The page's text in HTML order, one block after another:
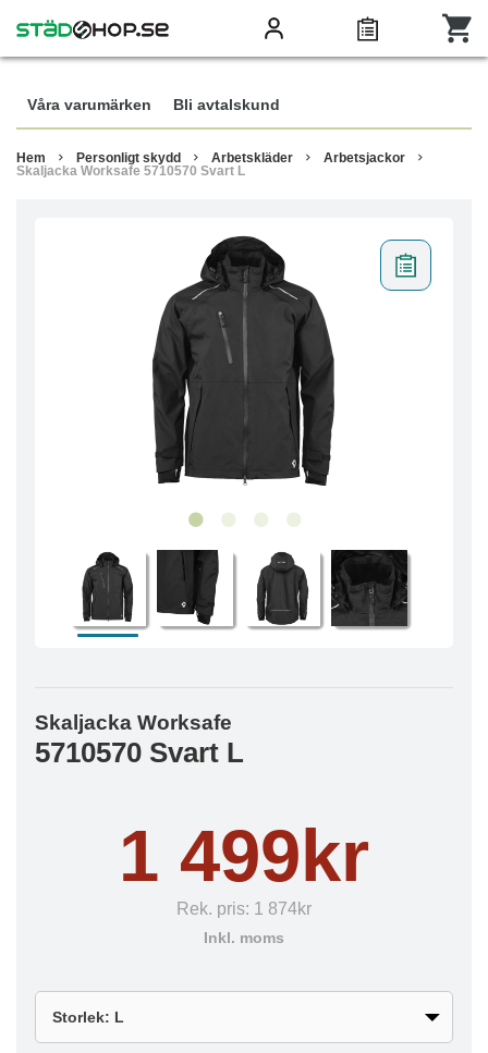
Våra varumärken Bli avtalskund
Hem Personligt skydd Arbetskläder
Arbetsjackor
Skaljacka Worksafe 5710570 Svart L
Skaljacka Worksafe
5710570 Svart L
1 499kr
Rek. pris: 1 874kr
Inkl. moms